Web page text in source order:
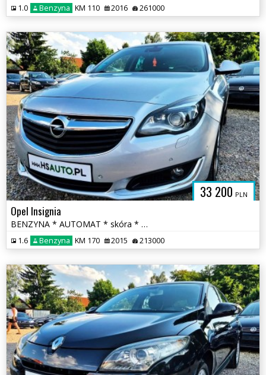
1.0 Benzyna KM 110 2016 261000
33 200 PLN
Opel Insignia
BENZYNA * AUTOMAT * skóra * martwa strefa * KAMERA * nawigacja * lift
1.6 Benzyna KM 170 2015 213000